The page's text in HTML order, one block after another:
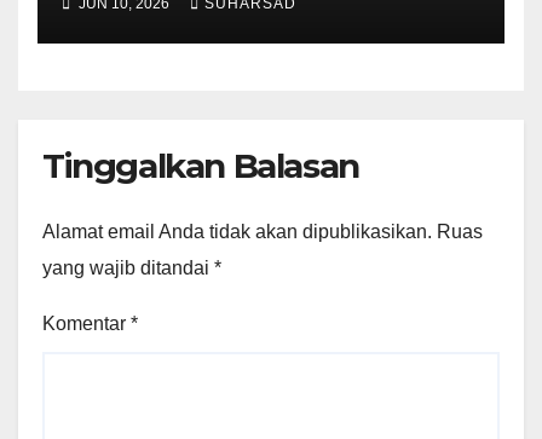
Fiskal, dan Penghancuran
Sendi Ekonomi Rakyat
Tinggalkan Balasan
Alamat email Anda tidak akan dipublikasikan. Ruas
yang wajib ditandai *
Komentar *